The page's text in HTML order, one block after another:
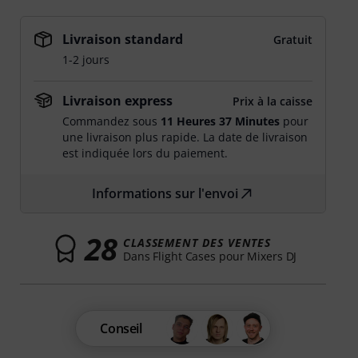
Livraison standard
Gratuit
1-2 jours
Livraison express
Prix à la caisse
Commandez sous 11 Heures 37 Minutes pour
une livraison plus rapide. La date de livraison
est indiquée lors du paiement.
Informations sur l'envoi
28 CLASSEMENT DES VENTES
Dans Flight Cases pour Mixers DJ
Conseil